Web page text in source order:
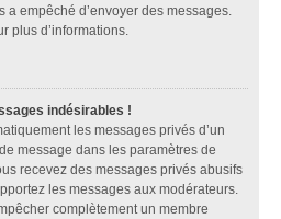
a empêché d’envoyer des messages.
plus d’informations.
indésirables !
les messages privés d’un
message dans les paramètres de
recevez des messages privés abusifs
les messages aux modérateurs.
complètement un membre